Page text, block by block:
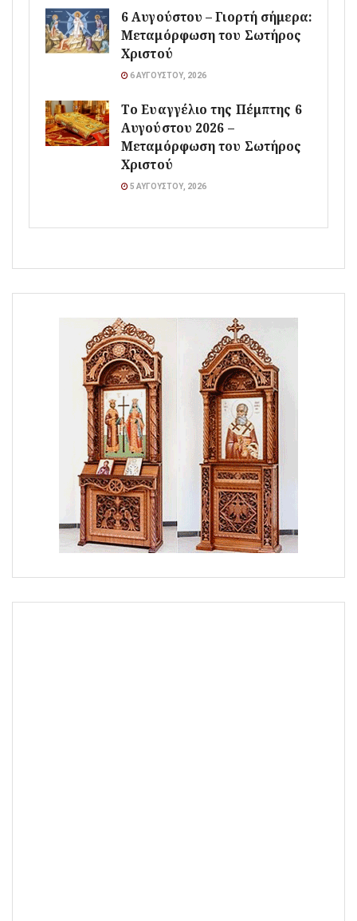
6 Αυγούστου – Γιορτή σήμερα:
Μεταμόρφωση του Σωτήρος
Χριστού
6 ΑΥΓΟΎΣΤΟΥ, 2026
Το Ευαγγέλιο της Πέμπτης 6
Αυγούστου 2026 –
Μεταμόρφωση του Σωτήρος
Χριστού
5 ΑΥΓΟΎΣΤΟΥ, 2026